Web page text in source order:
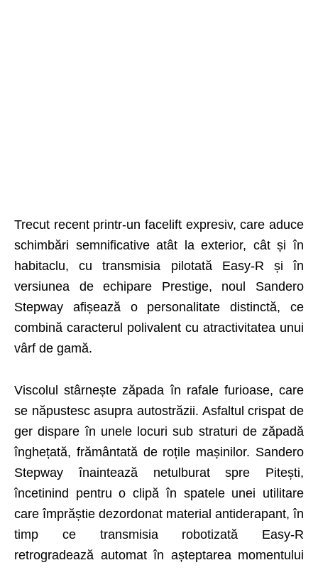
Trecut recent printr-un facelift expresiv, care aduce
schimbări semnificative atât la exterior, cât și în
habitaclu, cu transmisia pilotată Easy-R și în
versiunea de echipare Prestige, noul Sandero
Stepway afișează o personalitate distinctă, ce
combină caracterul polivalent cu atractivitatea unui
vârf de gamă.
Viscolul stârnește zăpada în rafale furioase, care
se năpustesc asupra autostrăzii. Asfaltul crispat de
ger dispare în unele locuri sub straturi de zăpadă
înghețată, frământată de roțile mașinilor. Sandero
Stepway înaintează netulburat spre Pitești,
încetinind pentru o clipă în spatele unei utilitare
care îm­prăștie dezordonat material antiderapant, în
timp ce transmisia robotizată Easy-R
retrogradează automat în așteptarea momentului